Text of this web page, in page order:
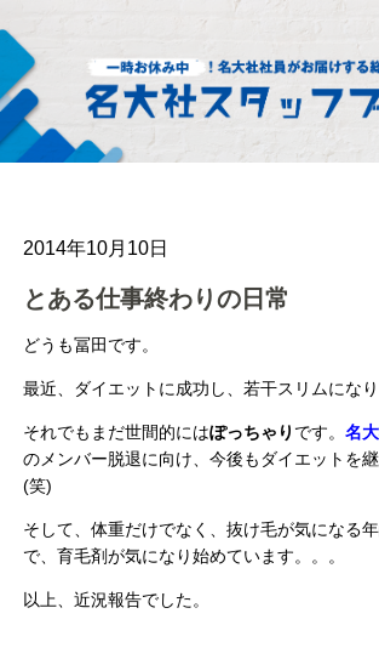
2014年10月10日
とある仕事終わりの日常
どうも冨田です。
最近、ダイエットに成功し、若干スリムになり
それでもまだ世間的にはぽっちゃり です。名
のメンバー脱退に向け、今後もダイエットを
(笑)
そして、体重だけでなく、抜け毛が気になる
で、育毛剤が気になり始めています。。。
以上、近況報告でした。